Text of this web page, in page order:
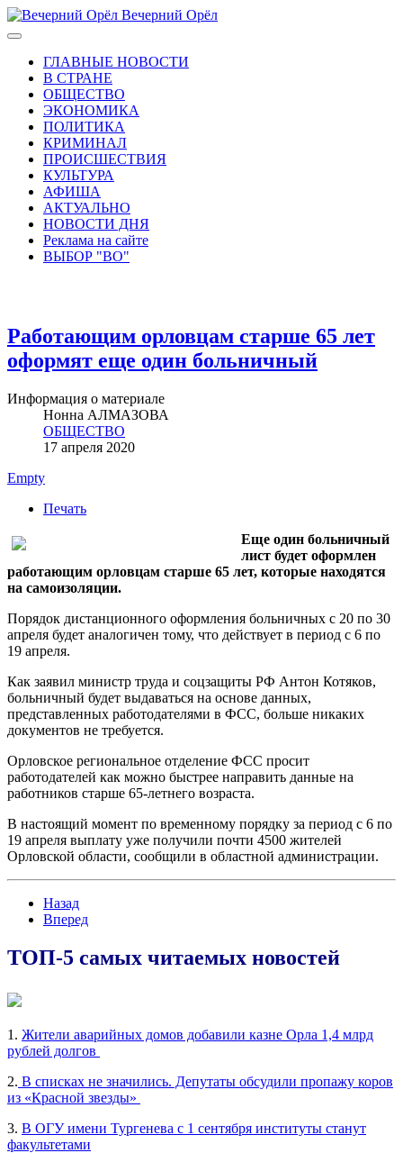
Вечерний Орёл
ГЛАВНЫЕ НОВОСТИ
В СТРАНЕ
ОБЩЕСТВО
ЭКОНОМИКА
ПОЛИТИКА
КРИМИНАЛ
ПРОИСШЕСТВИЯ
КУЛЬТУРА
АФИША
АКТУАЛЬНО
НОВОСТИ ДНЯ
Реклама на сайте
ВЫБОР "ВО"
Работающим орловцам старше 65 лет
оформят еще один больничный
Информация о материале
Нонна АЛМАЗОВА
ОБЩЕСТВО
17 апреля 2020
Empty
Печать
Еще один больничный
лист будет оформлен
работающим орловцам старше 65 лет, которые находятся
на самоизоляции.
Порядок дистанционного оформления больничных с 20 по 30
апреля будет аналогичен тому, что действует в период с 6 по
19 апреля.
Как заявил министр труда и соцзащиты РФ Антон Котяков,
больничный будет выдаваться на основе данных,
представленных работодателями в ФСС, больше никаких
документов не требуется.
Орловское региональное отделение ФСС просит
работодателей как можно быстрее направить данные на
работников старше 65-летнего возраста.
В настоящий момент по временному порядку за период с 6 по
19 апреля выплату уже получили почти 4500 жителей
Орловской области, сообщили в областной администрации.
Назад
Вперед
ТОП-5 самых читаемых новостей
1. Жители аварийных домов добавили казне Орла 1,4 млрд
рублей долгов
2. В списках не значились. Депутаты обсудили пропажу коров
из «Красной звезды»
3. В ОГУ имени Тургенева с 1 сентября институты станут
факультетами